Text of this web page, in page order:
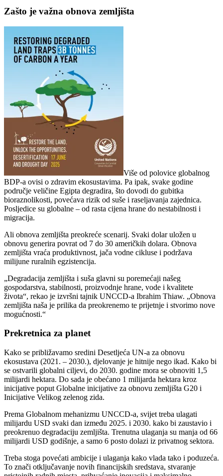
Zašto je važna obnova zemljišta
Više od polovice globalnog
BDP-a ovisi o zdravim ekosustavima. Pa ipak, svake godine
područje veličine Egipta degradira, što dovodi do gubitka
bioraznolikosti, povećava rizik od suše i raseljavanja zajednica.
Posljedice su globalne – od rasta cijena hrane do nestabilnosti i
migracija.
Ali obnova zemljišta preokreće scenarij. Svaki dolar uložen u
obnovu generira povrat od 7 do 30 američkih dolara. Obnova
zemljišta vraća produktivnost, jača vodne cikluse i podržava
milijune ruralnih egzistencija.
„Degradacija zemljišta i suša glavni su poremećaji našeg
gospodarstva, stabilnosti, proizvodnje hrane, vode i kvalitete
života“, rekao je izvršni tajnik UNCCD-a Ibrahim Thiaw. „Obnova
zemljišta naša je prilika da preokrenemo te prijetnje i stvorimo nove
mogućnosti.“
Prekretnica za planet
Kako se približavamo sredini Desetljeća UN-a za obnovu
ekosustava (2021. – 2030.), djelovanje je hitnije nego ikad. Kako bi
se ostvarili globalni ciljevi, do 2030. godine mora se obnoviti 1,5
milijardi hektara. Do sada je obećano 1 milijarda hektara kroz
inicijative poput Globalne inicijative za obnovu zemljišta G20 i
Inicijative Velikog zelenog zida.
Prema Globalnom mehanizmu UNCCD-a, svijet treba ulagati
milijardu USD svaki dan između 2025. i 2030. kako bi zaustavio i
preokrenuo degradaciju zemljišta. Trenutna ulaganja su manja od 66
milijardi USD godišnje, a samo 6 posto dolazi iz privatnog sektora.
Treba stoga povećati ambicije i ulaganja kako vlada tako i poduzeća.
To znači otključavanje novih financijskih sredstava, stvaranje